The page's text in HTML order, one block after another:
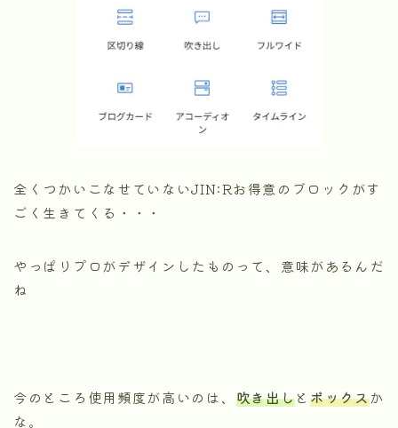
全くつかいこなせていないJIN:Rお得意のブロックがす
ごく生きてくる・・・
やっぱりプロがデザインしたものって、意味があるんだ
ね
今のところ使用頻度が高いのは、 吹き出しとボックスか
な。